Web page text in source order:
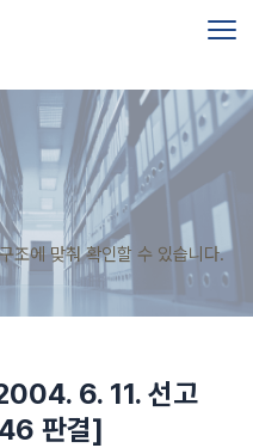
조에 맞춰 확인할 수 있습니다.
6. 11. 선고
판결]